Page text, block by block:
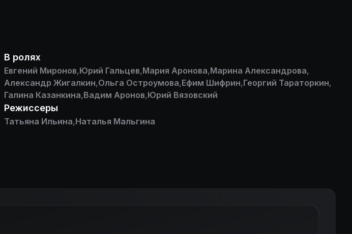
В ролях
Евгений Миронов,Юрий Гальцев,Мария Аронова,Марина Александрова,
Александр Жигалкин,Ольга Остроумова,Ефим Шифрин,Георгий Тараторкин,
Галина Казанкина,Вадим Аронов,Юрий Вязовский
Режиссеры
Татьяна Ильина,Наталья Мальгина